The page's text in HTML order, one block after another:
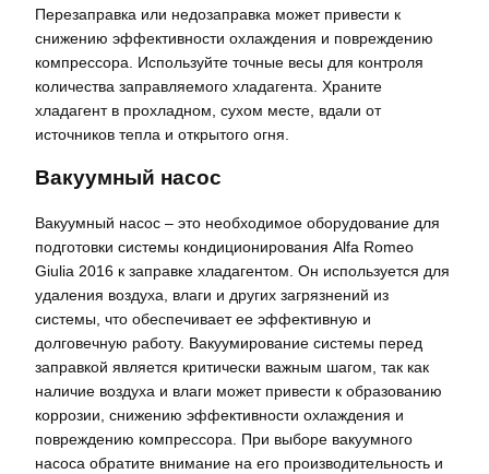
Перезаправка или недозаправка может привести к
снижению эффективности охлаждения и повреждению
компрессора. Используйте точные весы для контроля
количества заправляемого хладагента. Храните
хладагент в прохладном, сухом месте, вдали от
источников тепла и открытого огня.
Вакуумный насос
Вакуумный насос – это необходимое оборудование для
подготовки системы кондиционирования Alfa Romeo
Giulia 2016 к заправке хладагентом. Он используется для
удаления воздуха, влаги и других загрязнений из
системы, что обеспечивает ее эффективную и
долговечную работу. Вакуумирование системы перед
заправкой является критически важным шагом, так как
наличие воздуха и влаги может привести к образованию
коррозии, снижению эффективности охлаждения и
повреждению компрессора. При выборе вакуумного
насоса обратите внимание на его производительность и